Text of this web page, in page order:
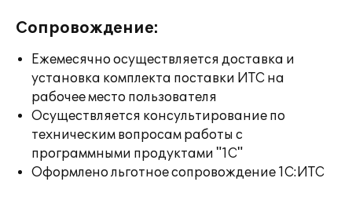
Сопровождение:
Ежемесячно осуществляется доставка и
установка комплекта поставки ИТС на
рабочее место пользователя
Осуществляется консультирование по
техническим вопросам работы с
программными продуктами "1С"
Оформлено льготное сопровождение 1С:ИТС